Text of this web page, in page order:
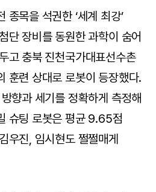
종목을 석권한 ‘세계 최강’
단 장비를 동원한 과학이 숨어
고 충북 진천국가대표선수촌
훈련 상대로 로봇이 등장했다.
향과 세기를 정확하게 측정해
슈팅 로봇은 평균 9.65점
우진, 임시현도 쩔쩔매게